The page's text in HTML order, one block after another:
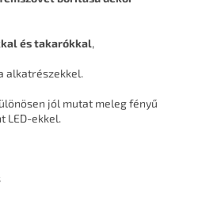
és takarókkal,
alkatrészekkel.
jól mutat meleg fényű
LED-ekkel.